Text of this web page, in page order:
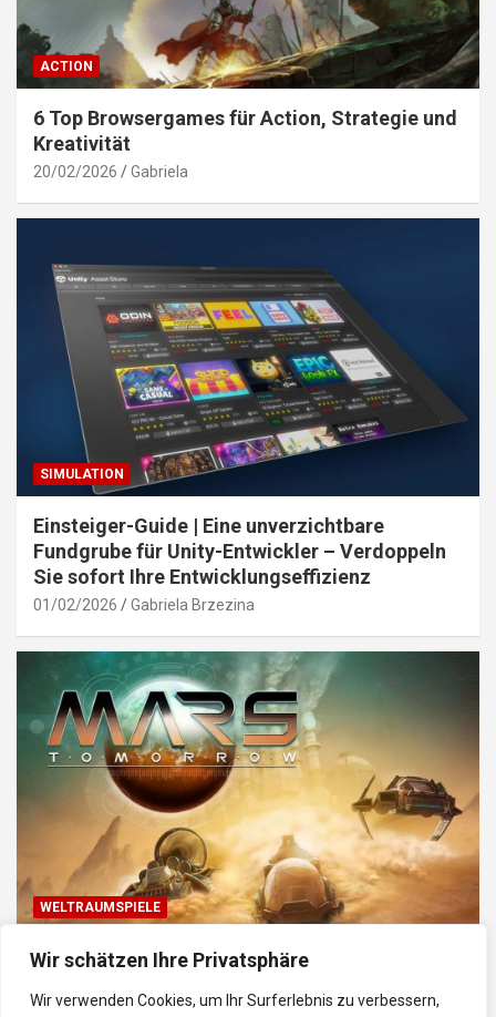
Wir schätzen Ihre Privatsphäre
Wir verwenden Cookies, um Ihr Surferlebnis zu verbessern,
ACTION
6 Top Browsergames für Action, Strategie und
Kreativität
20/02/2026 Gabriela
SIMULATION
Einsteiger-Guide | Eine unverzichtbare
Fundgrube für Unity-Entwickler – Verdoppeln
Sie sofort Ihre Entwicklungseffizienz
01/02/2026 Gabriela Brzezina
WELTRAUMSPIELE
Top Weltraum-Browser-Spiele: Erkunde, baue